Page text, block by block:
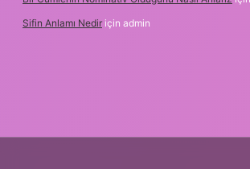
Sifin Anlamı Nedir için admin